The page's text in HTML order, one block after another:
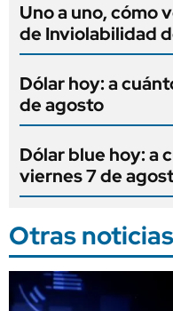
Uno a uno, cómo
de Inviolabilidad
Dólar hoy: a
de agosto
Dólar blue hoy: a
viernes 7 de
Otras noticias